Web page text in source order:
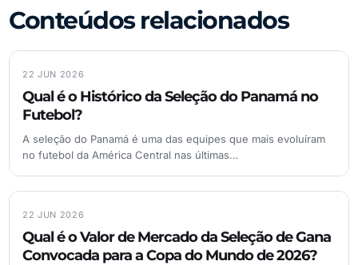
Conteúdos relacionados
22 JUN 2026
Qual é o Histórico da Seleção do Panamá no
Futebol?
A seleção do Panamá é uma das equipes que mais evoluíram
no futebol da América Central nas últimas…
22 JUN 2026
Qual é o Valor de Mercado da Seleção de Gana
Convocada para a Copa do Mundo de 2026?